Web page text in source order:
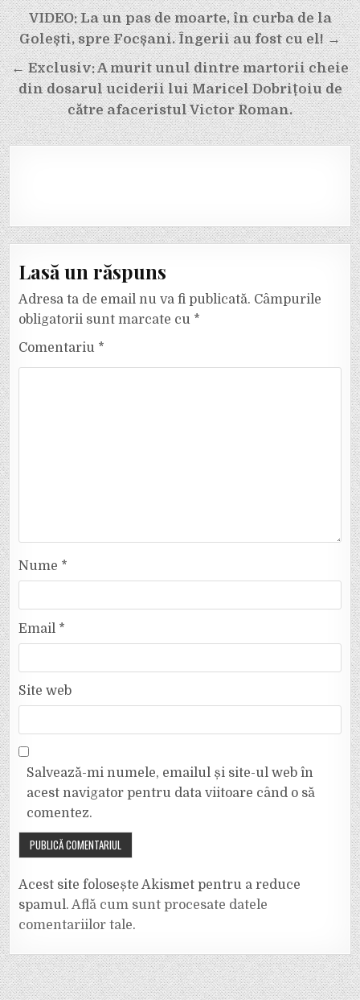
Navigare
în
articole
VIDEO: La un pas de moarte, în curba de la
Golești, spre Focșani. Îngerii au fost cu el! →
← Exclusiv: A murit unul dintre martorii cheie
din dosarul uciderii lui Maricel Dobrițoiu de
către afaceristul Victor Roman.
Lasă un răspuns
Adresa ta de email nu va fi publicată. Câmpurile
obligatorii sunt marcate cu *
Comentariu *
Nume *
Email *
Site web
Salvează-mi numele, emailul și site-ul web în
acest navigator pentru data viitoare când o să
comentez.
Acest site folosește Akismet pentru a reduce
spamul.Află cum sunt procesate datele
comentariilor tale.